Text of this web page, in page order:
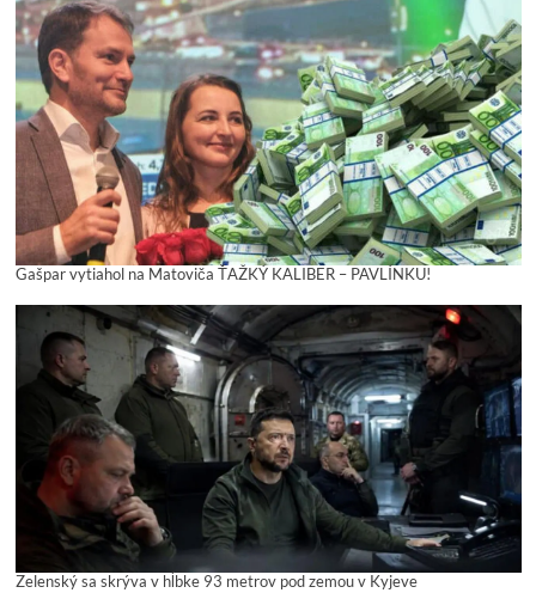
Gašpar vytiahol na Matoviča ŤAŽKÝ KALIBER – PAVLÍNKU!
Zelenský sa skrýva v hĺbke 93 metrov pod zemou v Kyjeve